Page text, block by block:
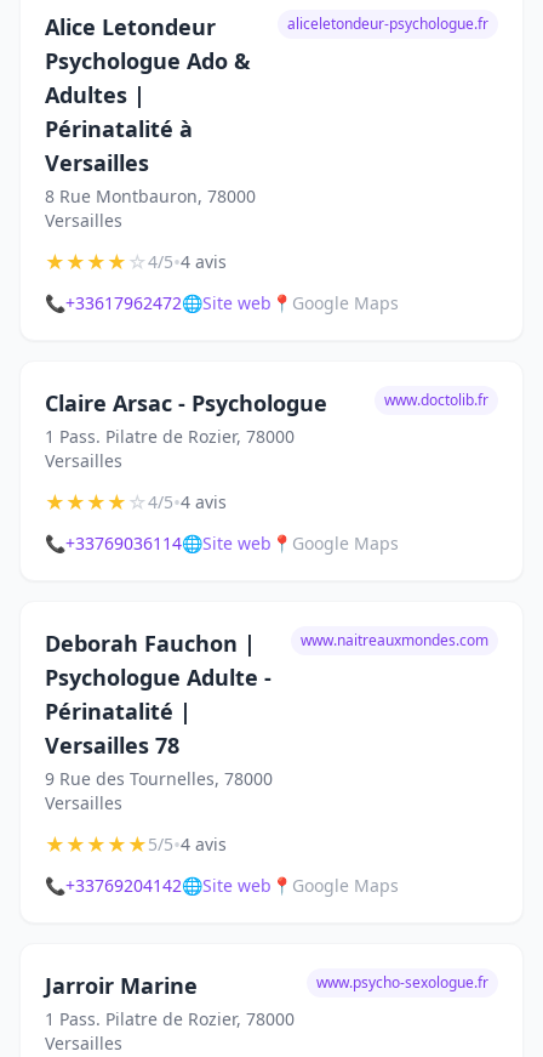
Alice Letondeur
Psychologue Ado &
Adultes |
Périnatalité à
Versailles
8 Rue Montbauron, 78000
Versailles
aliceletondeur-psychologue.fr
★★★★☆4/5•4 avis
📞+33617962472🌐Site web 📍 Google Maps
Claire Arsac - Psychologue
1 Pass. Pilatre de Rozier, 78000
Versailles
www.doctolib.fr
★★★★☆4/5•4 avis
📞+33769036114🌐Site web 📍 Google Maps
Deborah Fauchon |
Psychologue Adulte -
Périnatalité |
Versailles 78
9 Rue des Tournelles, 78000
Versailles
www.naitreauxmondes.com
★★★★★5/5•4 avis
📞+33769204142🌐Site web 📍 Google Maps
Jarroir Marine
1 Pass. Pilatre de Rozier, 78000
Versailles
www.psycho-sexologue.fr